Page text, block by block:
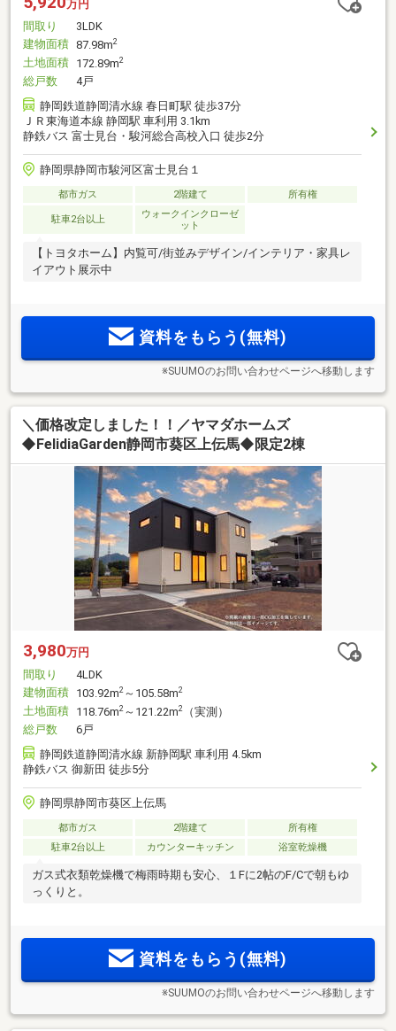
万円
間取り
3LDK
建物面積 87.98m2
土地面積 172.89m2
総戸数
4戸
静岡鉄道静岡清水線 春日町駅 徒歩37分
ＪＲ東海道本線 静岡駅 車利用 3.1km
静鉄バス 富士見台・駿河総合高校入口 徒歩2分
静岡県静岡市駿河区富士見台１
都市ガス 2階建て 所有権
駐車2台以上
ウォークインクローゼ
ット
【トヨタホーム】内覧可/街並みデザイン/インテリア・家具レ
イアウト展示中
資料をもらう(無料)
※SUUMOのお問い合わせページへ移動します
＼価格改定しました！！／ヤマダホームズ
◆FelidiaGarden静岡市葵区上伝馬◆限定2棟
3,980万円
間取り
4LDK
建物面積 103.92m2 ～105.58m2
土地面積 118.76m2 ～121.22m2
（実測）
総戸数
6戸
静岡鉄道静岡清水線 新静岡駅 車利用 4.5km
静鉄バス 御新田 徒歩5分
静岡県静岡市葵区上伝馬
都市ガス 2階建て
所有権
駐車2台以上
カウンターキッチン 浴室乾燥機
ガス式衣類乾燥機で梅雨時期も安心、１Fに2帖のF/Cで朝もゆ
っくりと。
資料をもらう(無料)
※SUUMOのお問い合わせページへ移動します